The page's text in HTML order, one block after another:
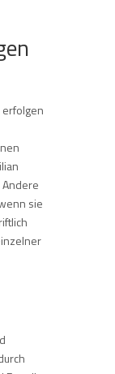
erfolgen
sie